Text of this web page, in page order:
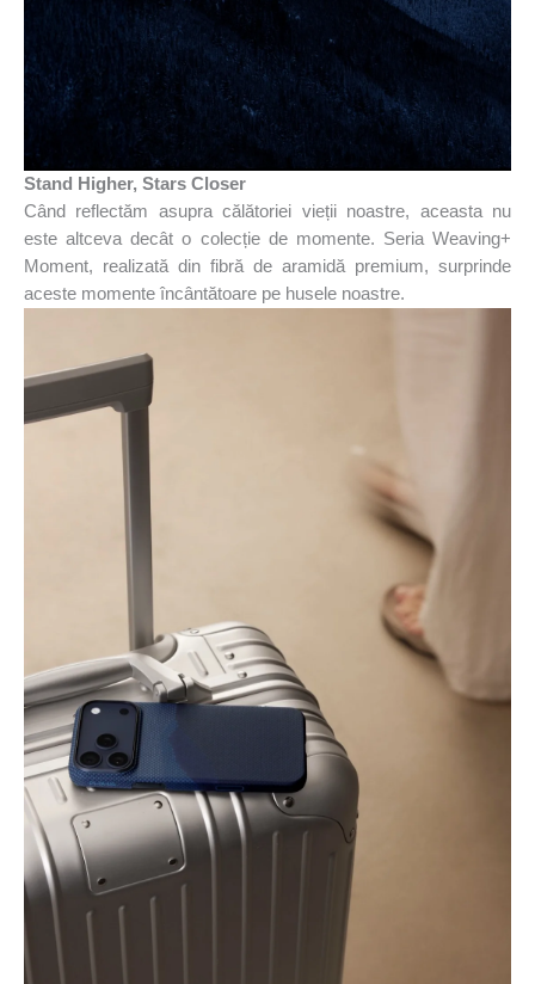
Stand Higher, Stars Closer
Când reflectăm asupra călătoriei vieții noastre, aceasta nu
este altceva decât o colecție de momente. Seria Weaving+
Moment, realizată din fibră de aramidă premium, surprinde
aceste momente încântătoare pe husele noastre.